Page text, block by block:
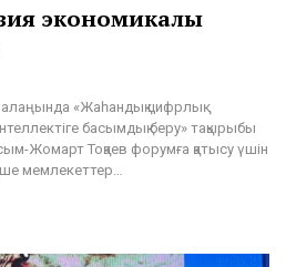
экономикалық
алаңында «Жаһандық цифрлық
басымдық беру» тақырыбы
Жомарт Тоқаев форумға қатысу үшін
мемлекеттер…